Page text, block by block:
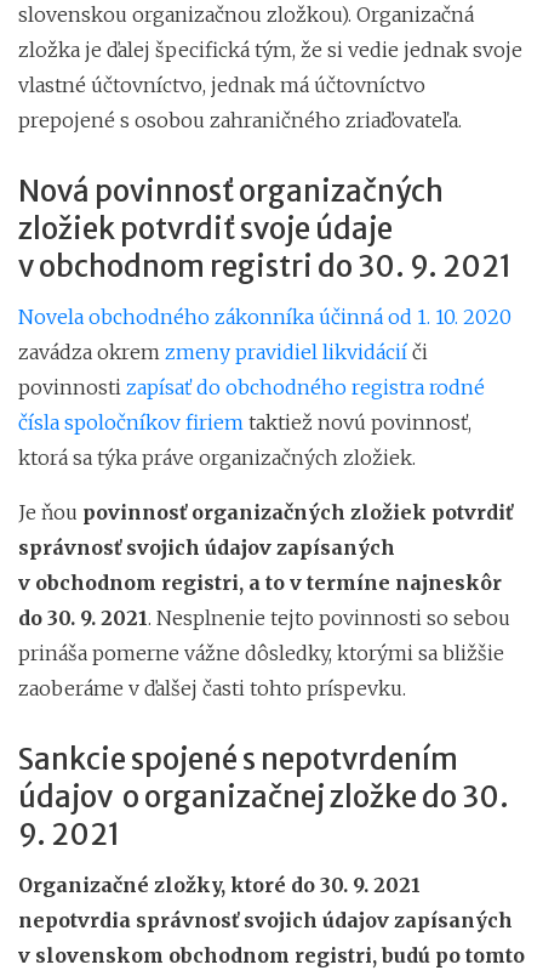
slovenskou organizačnou zložkou). Organizačná
zložka je ďalej špecifická tým, že si vedie jednak svoje
vlastné účtovníctvo, jednak má účtovníctvo
prepojené s osobou zahraničného zriaďovateľa.
Nová povinnosť organizačných
zložiek potvrdiť svoje údaje
v obchodnom registri do 30. 9. 2021
Novela obchodného zákonníka účinná od 1. 10. 2020
zavádza okrem zmeny pravidiel likvidácií či
povinnosti zapísať do obchodného registra rodné
čísla spoločníkov firiem taktiež novú povinnosť,
ktorá sa týka práve organizačných zložiek.
Je ňou povinnosť organizačných zložiek potvrdiť
správnosť svojich údajov zapísaných
v obchodnom registri, a to v termíne najneskôr
do 30. 9. 2021. Nesplnenie tejto povinnosti so sebou
prináša pomerne vážne dôsledky, ktorými sa bližšie
zaoberáme v ďalšej časti tohto príspevku.
Sankcie spojené s nepotvrdením
údajov o organizačnej zložke do 30.
9. 2021
Organizačné zložky, ktoré do 30. 9. 2021
nepotvrdia správnosť svojich údajov zapísaných
v slovenskom obchodnom registri, budú po tomto